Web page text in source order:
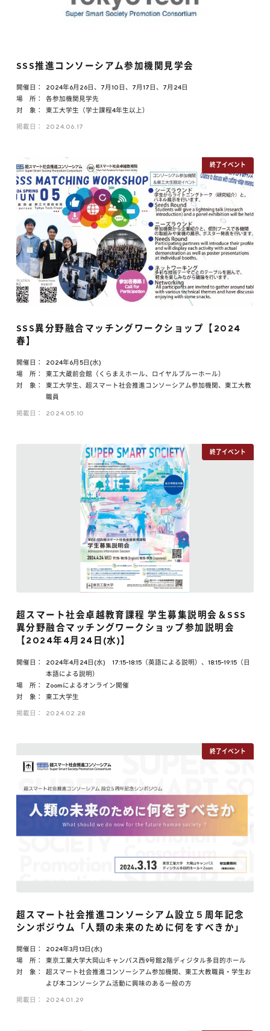
SSS推進コンソーシアム参加機関見学会
開催日：
2024年6月26日、7月10日、7月17日、7月24日
場 所：
各参加機関見学先
対 象：
東工大学生（学士課程4年生以上）
掲載日： 2024.06.17
SSS異分野融合マッチングワークショップ【2024
春】
開催日：
2024年6月5日(水)
場 所：
東工大蔵前会館（くらまえホール、ロイヤルブルーホール）
対 象：
東工大学生、超スマート社会推進コンソーシアム参加機関、東工大教
職員
掲載日： 2024.05.10
超スマート社会卓越教育課程 学生募集説明会＆SSS
異分野融合マッチングワークショップ参加説明会
【2024年4月24日(水)】
開催日：
2024年4月24日(水) 17:15-18:15（英語による説明）、18:15-19:15（日
本語による説明）
場 所：
Zoomによるオンライン開催
対 象：
東工大学生
掲載日： 2024.02.28
超スマート社会推進コンソーシアム設立５周年記念
シンポジウム「人類の未来のために何をすべきか」
開催日：
2024年3月13日(水)
場 所：
東京工業大学大岡山キャンパス西9号館2階ディジタル多目的ホール
対 象：
超スマート社会推進コンソーシアム参加機関、東工大教職員・学生お
よび本コンソーシアム活動に興味のある一般の方
掲載日： 2024.01.29